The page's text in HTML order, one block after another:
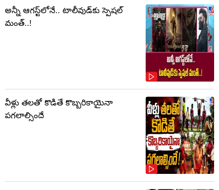
అన్నీ ఆగస్ట్‌లోనే.. టాలీవుడ్‌కు స్పెషల్
మంత్..!
వీళ్లు తలతో కొడితే కొబ్బరికాయైనా
పగలాల్సిందే